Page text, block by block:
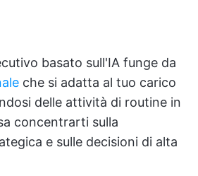
basato sull'IA funge da
che si adatta al tuo carico
delle attività di routine in
concentrarti sulla
e sulle decisioni di alta